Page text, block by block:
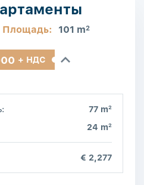
Площадь: 101 m2
+ НДС
77 m2
24 m2
€ 2,277